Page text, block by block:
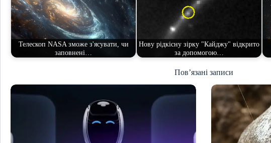
Телескоп NASA зможе з'ясувати, чи
заповнені…
Нову рідкісну зірку "Кайджу" відкрито
за допомогою…
Пов’язані записи